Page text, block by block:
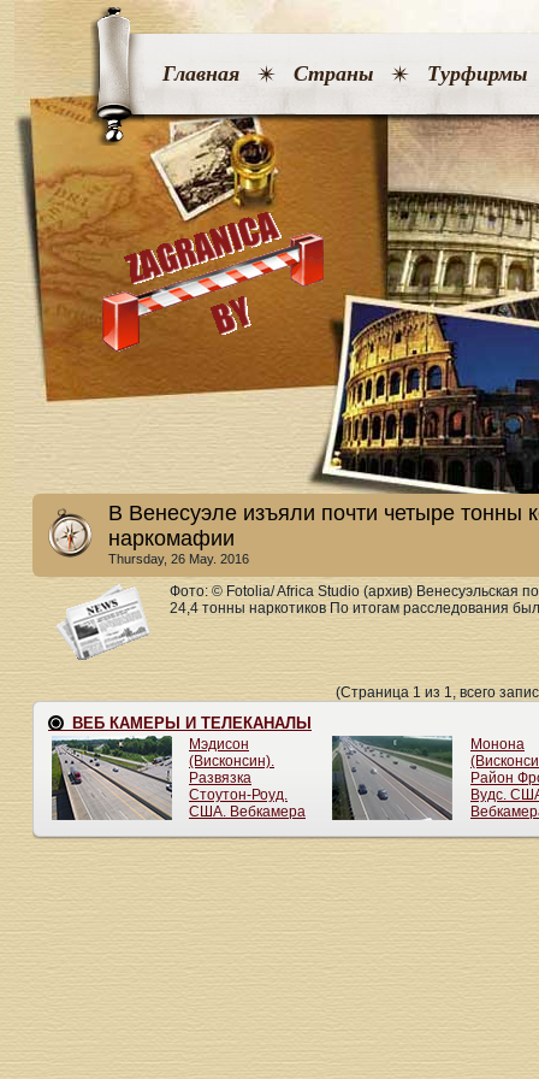
Главная Страны Турфирмы
В Венесуэле изъяли почти четыре тонны
наркомафии
Thursday, 26 May. 2016
Фото: © Fotolia/ Africa Studio (архив) Венесуэльская
24,4 тонны наркотиков По итогам расследования
(Страница 1 из 1, всего